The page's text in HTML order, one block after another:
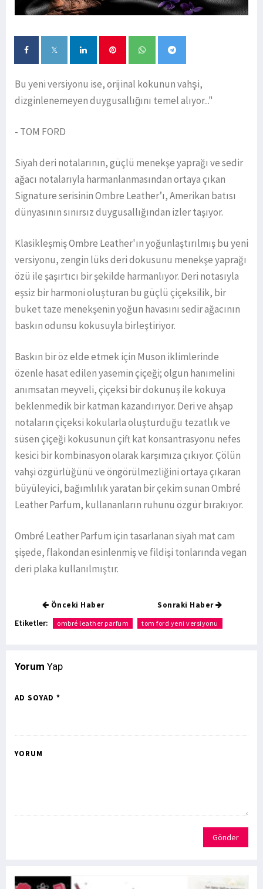
Bu yeni versiyonu ise, orijinal kokunun vahşi,
dizginlenemeyen duygusallığını temel alıyor..."
- TOM FORD
Siyah deri notalarının, güçlü menekşe yaprağı ve sedir
ağacı notalarıyla harmanlanmasından ortaya çıkan
Signature serisinin Ombre Leather’ı, Amerikan batısı
dünyasının sınırsız duygusallığından izler taşıyor.
Klasikleşmiş Ombre Leather'ın yoğunlaştırılmış bu yeni
versiyonu, zengin lüks deri dokusunu menekşe yaprağı
özü ile şaşırtıcı bir şekilde harmanlıyor. Deri notasıyla
eşsiz bir harmoni oluşturan bu güçlü çiçeksilik, bir
buket taze menekşenin yoğun havasını sedir ağacının
baskın odunsu kokusuyla birleştiriyor.
Baskın bir öz elde etmek için Muson iklimlerinde
özenle hasat edilen yasemin çiçeği; olgun hanımelini
anımsatan meyveli, çiçeksi bir dokunuş ile kokuya
beklenmedik bir katman kazandırıyor. Deri ve ahşap
notaların çiçeksi kokularla oluşturduğu tezatlık ve
süsen çiçeği kokusunun çift kat konsantrasyonu nefes
kesici bir kombinasyon olarak karşımıza çıkıyor. Çölün
vahşi özgürlüğünü ve öngörülmezliğini ortaya çıkaran
büyüleyici, bağımlılık yaratan bir çekim sunan Ombré
Leather Parfum, kullananların ruhunu özgür bırakıyor.
Ombré Leather Parfum için tasarlanan siyah mat cam
şişede, flakondan esinlenmiş ve fildişi tonlarında vegan
deri plaka kullanılmıştır.
Önceki Haber Sonraki Haber
Etiketler: ombré leather parfum tom ford yeni versiyonu
Yorum Yap
AD SOYAD *
YORUM
Gönder